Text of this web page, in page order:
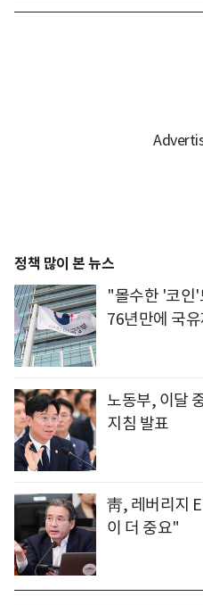
정책 많이 본 뉴스
"몰수한 '코
76년만에 국
노동부, 이달
지침 발표
靑, 레버리지
이 더 중요"